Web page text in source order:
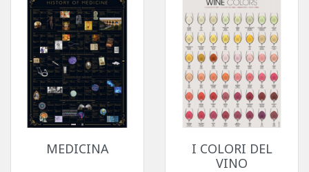
MEDICINA
I COLORI DEL
VINO